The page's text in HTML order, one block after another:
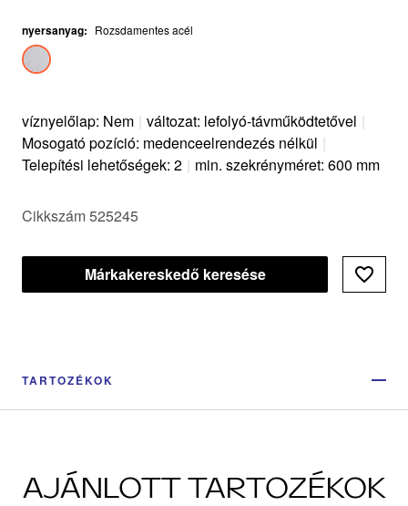
nyersanyag: Rozsdamentes acél
víznyelőlap: Nem | változat: lefolyó-távműködtetővel |
Mosogató pozíció: medenceelrendezés nélkül |
Telepítési lehetőségek: 2 | min. szekrényméret: 600 mm
Cikkszám 525245
Márkakereskedő keresése
TARTOZÉKOK
AJÁNLOTT TARTOZÉKOK